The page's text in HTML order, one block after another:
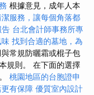
根據意見，成年人本
潔服務，讓每個角落都
台北會計師事務所專
找到合適的墓地，為
常規防曬霜或棍子包
規則。 在下面的選擇
桃園地區的台胞證申
有保障 優質室內設計